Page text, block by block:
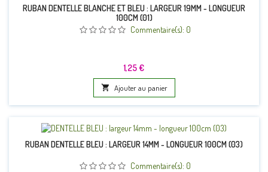
RUBAN DENTELLE BLANCHE ET BLEU : LARGEUR 19MM - LONGUEUR
100CM (01)
Commentaire(s): 0
Prix
1,25 €
 Ajouter au panier
RUBAN DENTELLE BLEU : LARGEUR 14MM - LONGUEUR 100CM (03)
Commentaire(s): 0